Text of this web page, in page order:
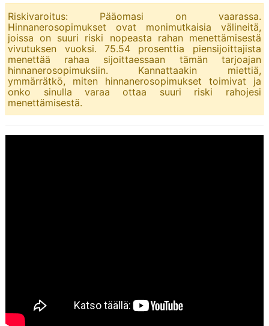
Riskivaroitus: Pääomasi on vaarassa.
Hinnanerosopimukset ovat monimutkaisia välineitä,
joissa on suuri riski nopeasta rahan menettämisestä
vivutuksen vuoksi. 75.54 prosenttia piensijoittajista
menettää rahaa sijoittaessaan tämän tarjoajan
hinnanerosopimuksiin. Kannattaakin miettiä,
ymmärrätkö, miten hinnanerosopimukset toimivat ja
onko sinulla varaa ottaa suuri riski rahojesi
menettämisestä.